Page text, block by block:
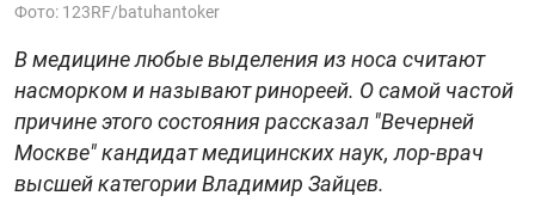
Фото: 123RF/batuhantoker
В медицине любые выделения из носа считают
насморком и называют ринореей. О самой частой
причине этого состояния рассказал "Вечерней
Москве" кандидат медицинских наук, лор-врач
высшей категории Владимир Зайцев.